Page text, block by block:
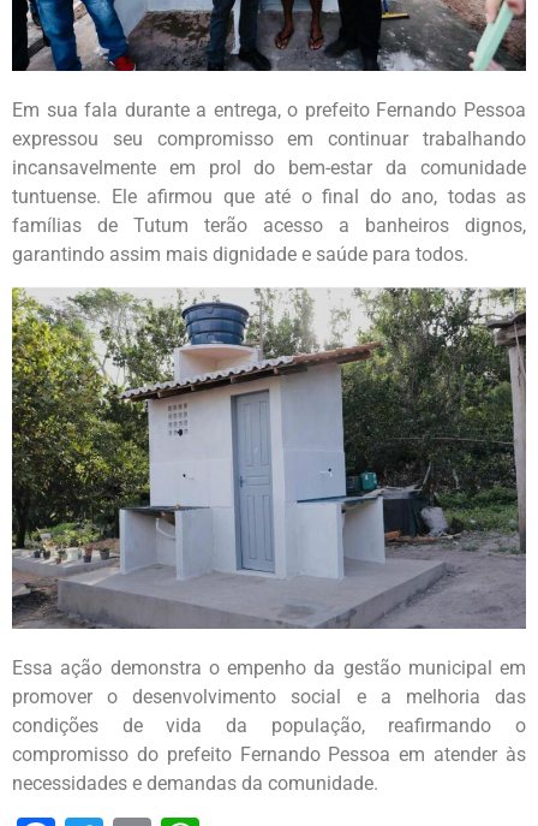
Em sua fala durante a entrega, o prefeito Fernando Pessoa
expressou seu compromisso em continuar trabalhando
incansavelmente em prol do bem-estar da comunidade
tuntuense. Ele afirmou que até o final do ano, todas as
famílias de Tutum terão acesso a banheiros dignos,
garantindo assim mais dignidade e saúde para todos.
Essa ação demonstra o empenho da gestão municipal em
promover o desenvolvimento social e a melhoria das
condições de vida da população, reafirmando o
compromisso do prefeito Fernando Pessoa em atender às
necessidades e demandas da comunidade.